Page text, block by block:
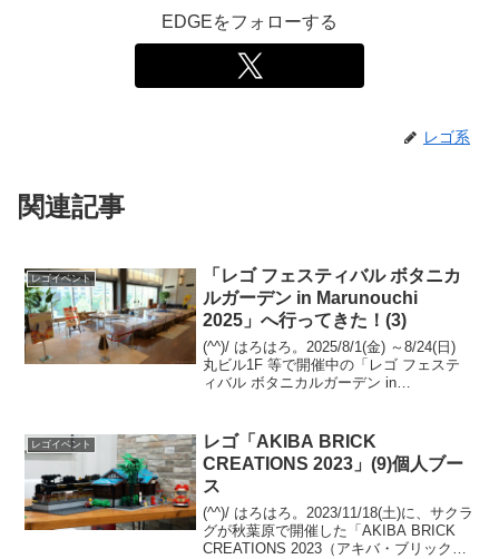
EDGEをフォローする
レゴ系
関連記事
レゴイベント
「レゴ フェスティバル ボタニカ
ルガーデン in Marunouchi
2025」へ行ってきた！(3)
(^^)/ はろはろ。2025/8/1(金) ～8/24(日)
丸ビル1F 等で開催中の「レゴ フェステ
ィバル ボタニカルガーデン in
去記事Maru...
レゴイベント
レゴ「AKIBA BRICK
CREATIONS 2023」(9)個人ブー
ス
(^^)/ はろはろ。2023/11/18(土)に、サクラ
グが秋葉原で開催した「AKIBA BRICK
CREATIONS 2023（アキバ・ブリック・